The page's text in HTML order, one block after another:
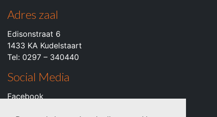
Adres zaal
Edisonstraat 6
1433 KA Kudelstaart
Tel: 0297 – 340440
Social Media
Facebook